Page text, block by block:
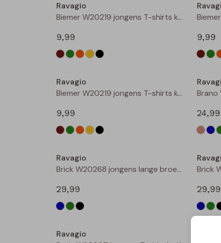
Ravagio
Biemer W20219 jongens T-shirts korte mouw Beige
9,99
9,99
Ravagio
Biemer W20219 jongens T-shirts korte mouw Zwart
9,99
24,99
Ravagio
Brick W20268 jongens lange broek Marine
29,99
29,99
Ravagio